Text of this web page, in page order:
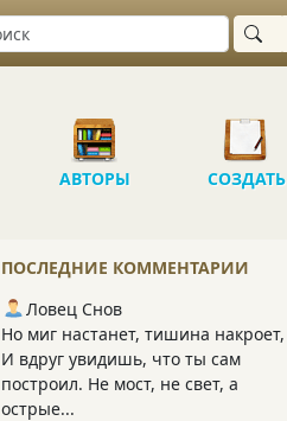
АВТОРЫ СОЗДАТЬ
ПОСЛЕДНИЕ КОММЕНТАРИИ
Ловец Снов
Но миг настанет, тишина накроет,
И вдруг увидишь, что ты сам
построил. Не мост, не свет, а
острые...